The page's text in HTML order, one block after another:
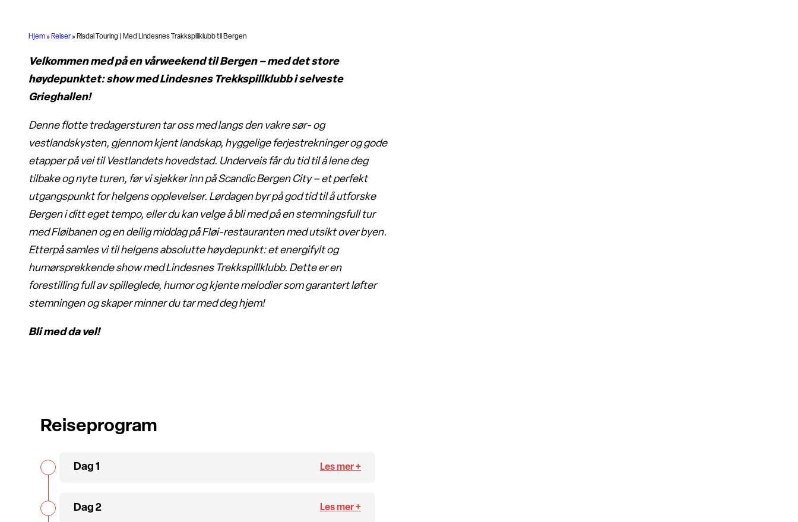
Hjem» Reiser» Risdal Touring | Med Lindesnes Trakkspillklubb til Bergen
Velkommen med på en vårweekend til Bergen – med det store
høydepunktet: show med Lindesnes Trekkspillklubb i selveste
Grieghallen!
Denne flotte tredagersturen tar oss med langs den vakre sør- og
vestlandskysten, gjennom kjent landskap, hyggelige ferjestrekninger og gode
etapper på vei til Vestlandets hovedstad. Underveis får du tid til å lene deg
tilbake og nyte turen, før vi sjekker inn på Scandic Bergen City – et perfekt
utgangspunkt for helgens opplevelser. Lørdagen byr på god tid til å utforske
Bergen i ditt eget tempo, eller du kan velge å bli med på en stemningsfull tur
med Fløibanen og en deilig middag på Fløi-restauranten med utsikt over byen.
Etterpå samles vi til helgens absolutte høydepunkt: et energifylt og
humørsprekkende show med Lindesnes Trekkspillklubb. Dette er en
forestilling full av spilleglede, humor og kjente melodier som garantert løfter
stemningen og skaper minner du tar med deg hjem!
Bli med da vel!
Reiseprogram
Dag 1
Dag 2